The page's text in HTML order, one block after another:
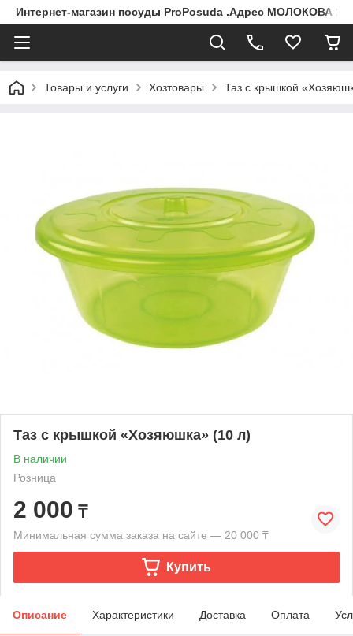
Интернет-магазин посуды ProPosuda .Адрес МОЛОКОВА
Товары и услуги Хозтовары Таз с крышкой
Таз с крышкой «Хозяюшка» (10 л)
В наличии
Розница
2 000 ₸
Минимальная сумма заказа на сайте — 20 000 ₸
Купить
Описание Характеристики Доставка Оплата